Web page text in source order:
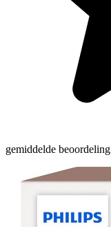
gemiddelde beoordeling